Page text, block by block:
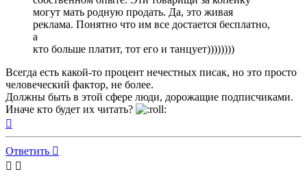
могут мать родную продать. Да, это живая
реклама. Понятно что им все достается бесплатно,
а
кто больше платит, тот его и танцует))))))))
Всегда есть какой-то процент нечестных писак, но это просто
человеческий фактор, не более.
Должны быть в этой сфере люди, дорожащие подписчиками.
Иначе кто будет их читать?
началу
Ответить